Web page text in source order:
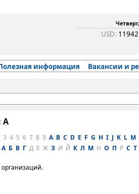
USD:
информация Вакансии и
A
3 4 5 6 7 8 9 A B C D E F G H I J K L M
А Б В Г Д Е Ж З И Й К Л М Н О П Р С Т
организаций.